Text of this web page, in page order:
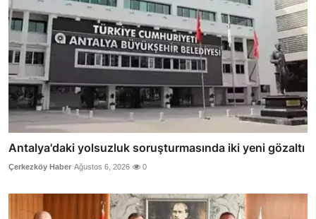
Antalya'daki yolsuzluk soruşturmasında iki yeni gözaltı
Çerkezköy Haber Ağustos 6, 2026 0